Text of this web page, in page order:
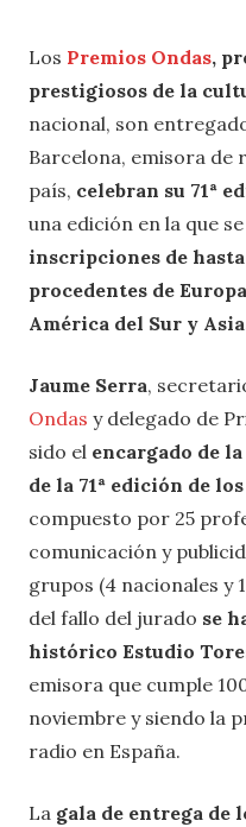
Los Premios Ondas,
prestigiosos de la
nacional, son
Barcelona, emisora de
país, celebran su 71ª
una edición en la que
inscripciones de
procedentes de
América del Sur y
Jaume Serra,
Ondas y delegado de
sido el encargado de
de la 71ª edición de los
compuesto por 25
comunicación y
grupos (4 nacionales y
del fallo del jurado se
histórico Estudio
emisora que cumple
noviembre y siendo la
radio en España.
La gala de entrega de